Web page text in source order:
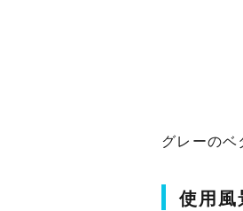
グレーのベ
使用風